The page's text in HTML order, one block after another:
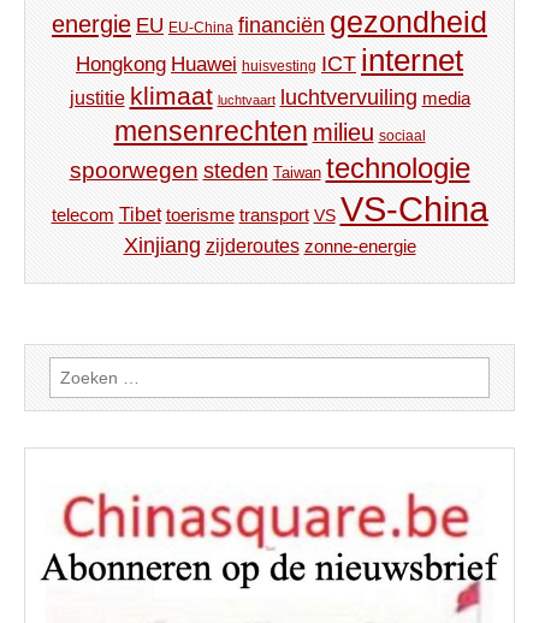
energie EU EU-China financiën gezondheid
Hongkong Huawei huisvesting ICT internet
justitie klimaat luchtvaart luchtvervuiling media
mensenrechten milieu sociaal
spoorwegen steden Taiwan technologie
telecom Tibet toerisme transport VS VS-China
Xinjiang zijderoutes zonne-energie
Zoeken
naar: